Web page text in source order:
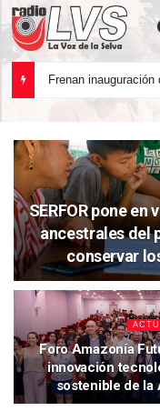
SERFOR pone
ancestrales del
conservar
Foro Amazonía
innovación
sostenible de la